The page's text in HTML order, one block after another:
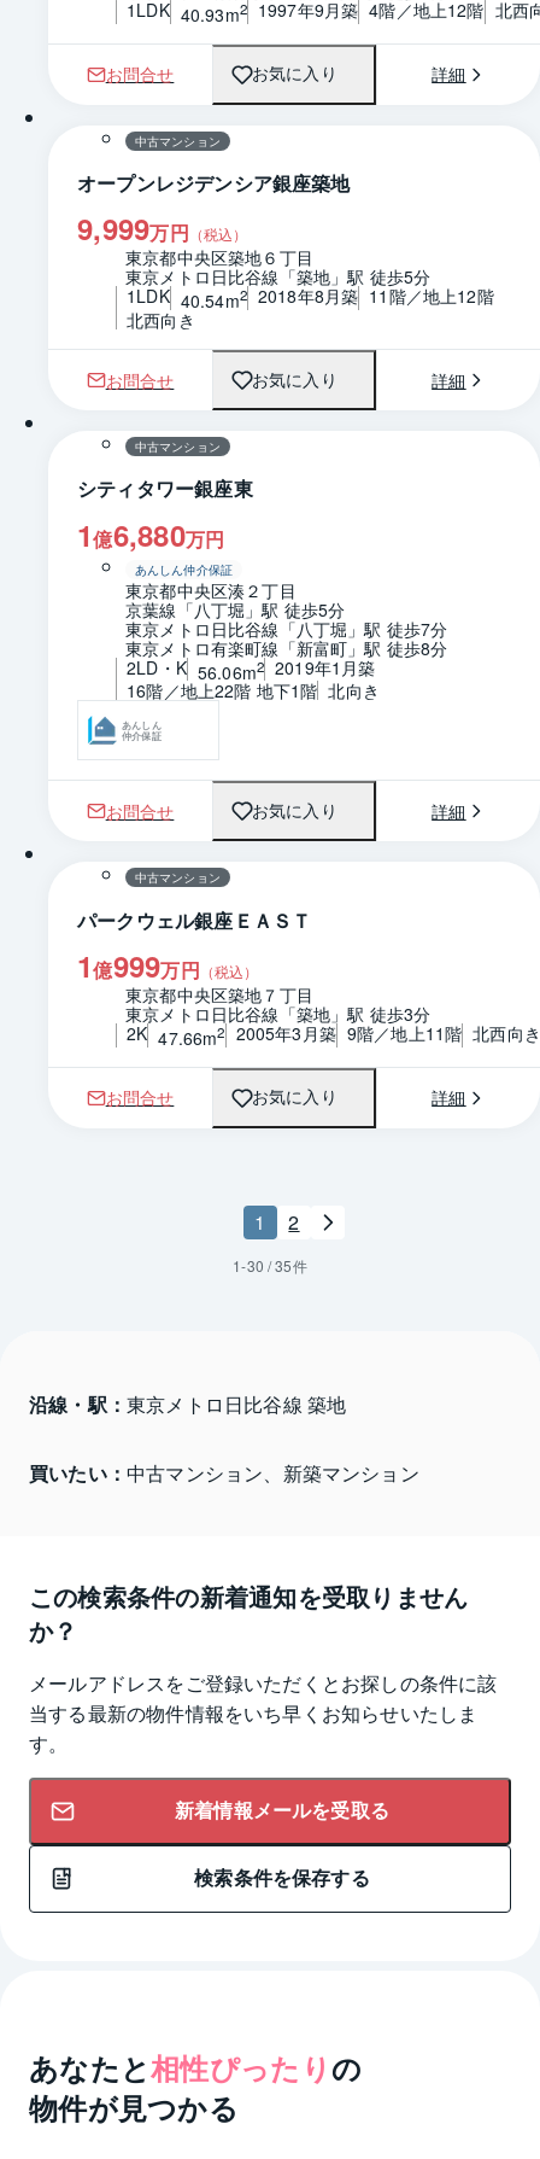
1LDK 40.93m2 1997年9月築 4階／地上12階 北西
お問合せ お気に入り 詳細
1 / 0 間取り
中古マンション
オープンレジデンシア銀座築地
9,999万円 （税込）
東京都中央区築地６丁目
東京メトロ日比谷線「築地」駅 徒歩5分
1LDK 40.54m2 2018年8月築 11階／地上12階
北西向き
お問合せ お気に入り 詳細
1 / 0 間取り
中古マンション
シティタワー銀座東
1億6,880万円
あんしん仲介保証
東京都中央区湊２丁目
京葉線「八丁堀」駅 徒歩5分
東京メトロ日比谷線「八丁堀」駅 徒歩7分
東京メトロ有楽町線「新富町」駅 徒歩8分
2LD・K 56.06m2 2019年1月築
16階／地上22階 地下1階 北向き
あんしん
仲介保証
お問合せ お気に入り 詳細
1 / 0 間取り
中古マンション
パークウェル銀座ＥＡＳＴ
1億999万円 （税込）
東京都中央区築地７丁目
東京メトロ日比谷線「築地」駅 徒歩3分
2K 47.66m2 2005年3月築 9階／地上11階 北西向き
お問合せ お気に入り 詳細
1 2
1-30 /35件
沿線・駅： 東京メトロ日比谷線 築地
買いたい： 中古マンション、新築マンション
この検索条件の新着通知を受取りません
か？
メールアドレスをご登録いただくとお探しの条件に該
当する最新の物件情報をいち早くお知らせいたしま
す。
新着情報メールを受取る
検索条件を保存する
あなたと相性ぴったり の
物件が見つかる